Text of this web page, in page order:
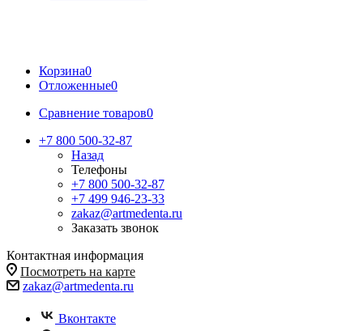
Корзина0
Отложенные0
Сравнение товаров0
+7 800 500-32-87
Назад
Телефоны
+7 800 500-32-87
+7 499 946-23-33
zakaz@artmedenta.ru
Заказать звонок
Контактная информация
Посмотреть на карте
zakaz@artmedenta.ru
Вконтакте